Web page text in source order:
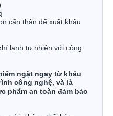
cẩn thận để xuất khẩu
lạnh tự nhiên với công
ngặt ngay từ khâu
công nghệ, và là
phẩm an toàn đảm bảo